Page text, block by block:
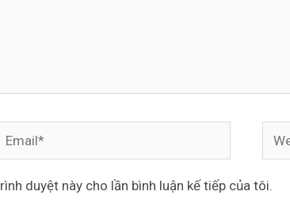
Email*
duyệt này cho lần bình luận kế tiếp của tôi.